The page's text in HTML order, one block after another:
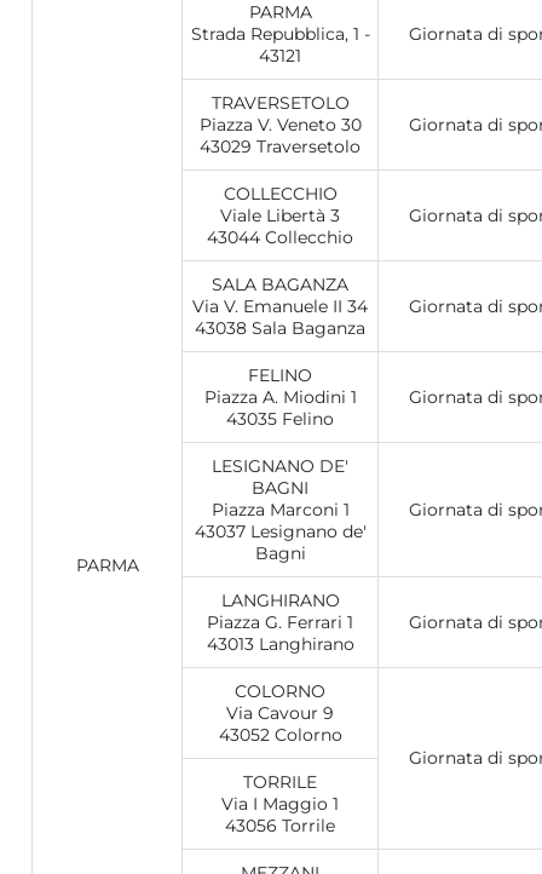
PARMA
PARMA
Strada Repubblica, 1 -
43121
Giornata di
TRAVERSETOLO
Piazza V. Veneto 30
43029 Traversetolo
Giornata di
COLLECCHIO
Viale Libertà 3
43044 Collecchio
Giornata di
SALA BAGANZA
Via V. Emanuele II 34
43038 Sala Baganza
Giornata di
FELINO
Piazza A. Miodini 1
43035 Felino
Giornata di
LESIGNANO DE'
BAGNI
Piazza Marconi 1
43037 Lesignano de'
Bagni
Giornata di
LANGHIRANO
Piazza G. Ferrari 1
43013 Langhirano
Giornata di
COLORNO
Via Cavour 9
43052 Colorno
Giornata di
TORRILE
Via I Maggio 1
43056 Torrile